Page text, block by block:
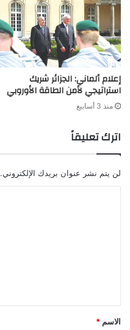
إعلام ألماني: الجزائر شريك
استراتيجي لأمن الطاقة الأوروبي
منذ 3 أسابيع
اترك تعليقاً
لن يتم نشر عنوان بريدك الإلكتروني.
الاسم *